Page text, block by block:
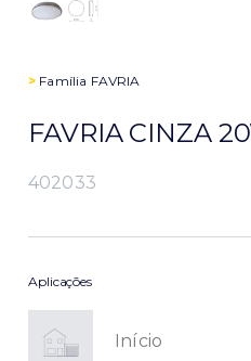
> Família FAVRIA
FAVRIA CINZA
402033
Aplicações
Início